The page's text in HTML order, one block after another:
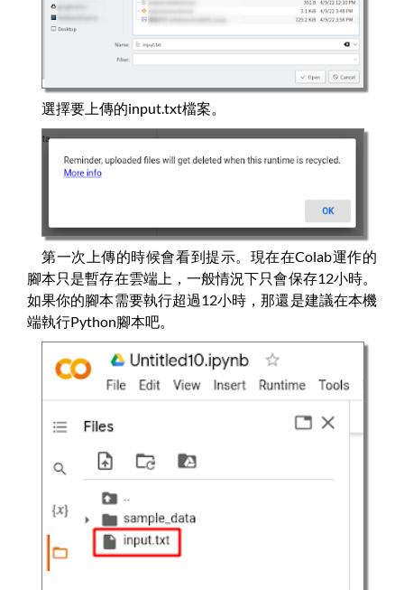
選擇要上傳的input.txt檔案。
第一次上傳的時候會看到提示。現在在Colab運作的
腳本只是暫存在雲端上，一般情況下只會保存12小時。
如果你的腳本需要執行超過12小時，那還是建議在本機
端執行Python腳本吧。